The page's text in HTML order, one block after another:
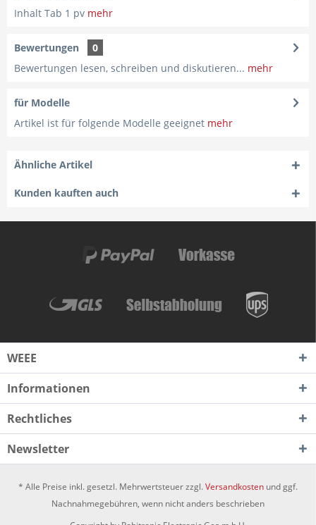
Inhalt Tab 1 pv mehr
Bewertungen
0
Bewertungen lesen, schreiben und diskutieren... mehr
für Modelle
Artikel ist für folgende Modelle geeignet mehr
Ähnliche Artikel
Kunden kauften auch
WEEE
Informationen
Rechtliches
Newsletter
* Alle Preise inkl. gesetzl. Mehrwertsteuer zzgl.Versandkosten und ggf.
Nachnahmegebühren, wenn nicht anders beschrieben